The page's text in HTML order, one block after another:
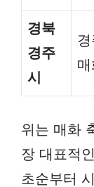
경북
경주
시
매
위는 매화
장 대표적
초순부터